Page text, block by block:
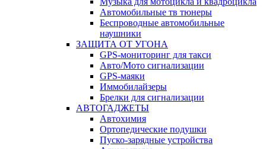
Автомобильные тв тюнеры
Беспроводные автомобильные
наушники
ЗАЩИТА ОТ УГОНА
GPS-мониторинг для такси
Авто/Мото сигнализации
GPS-маяки
Иммобилайзеры
Брелки для сигнализации
АВТОГАДЖЕТЫ
Автохимия
Ортопедические подушки
Пуско-зарядные устройства